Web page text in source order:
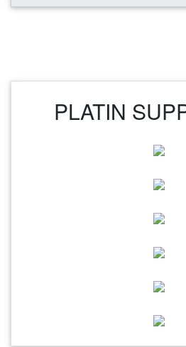
PLATIN